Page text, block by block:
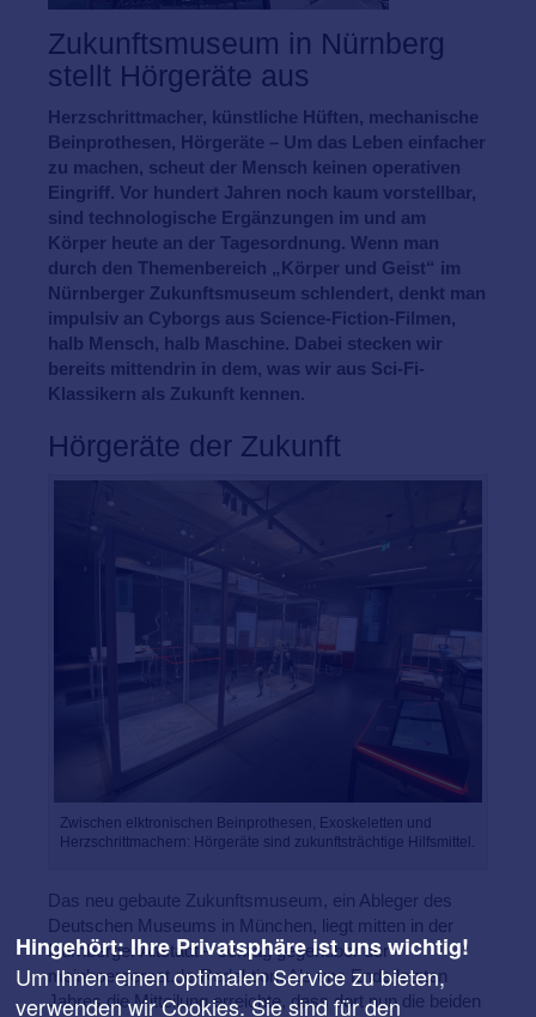
Zukunftsmuseum in Nürnberg
stellt Hörgeräte aus
Herzschrittmacher, künstliche Hüften, mechanische
Beinprothesen, Hörgeräte – Um das Leben einfacher
zu machen, scheut der Mensch keinen operativen
Eingriff. Vor hundert Jahren noch kaum vorstellbar,
sind technologische Ergänzungen im und am
Körper heute an der Tagesordnung. Wenn man
durch den Themenbereich „Körper und Geist“ im
Nürnberger Zukunftsmuseum schlendert, denkt man
impulsiv an Cyborgs aus Science-Fiction-Filmen,
halb Mensch, halb Maschine. Dabei stecken wir
bereits mittendrin in dem, was wir aus Sci-Fi-
Klassikern als Zukunft kennen.
Hörgeräte der Zukunft
Zwischen elktronischen Beinprothesen, Exoskeletten und
Herzschrittmachern: Hörgeräte sind zukunftsträchtige Hilfsmittel.
Das neu gebaute Zukunftsmuseum, ein Ableger des
Deutschen Museums in München, liegt mitten in der
Nürnberger Altstadt – schräg gegenüber der
meinhoergeraet.de-Redaktion. Als uns Ende letzten
Jahres die Mitteilung erreichte, dass dort nun die beiden
Hingehört: Ihre Privatsphäre ist uns wichtig!
Um Ihnen einen optimalen Service zu bieten,
verwenden wir Cookies. Sie sind für den